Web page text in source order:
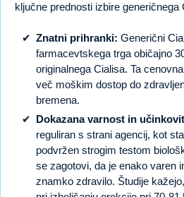
ključne prednosti izbire generičnega
Znatni prihranki: Generični
farmacevtskega trga običajno
originalnega Cialisa. Ta
več moškim dostop do
bremena.
Dokazana varnost in
reguliran s strani agencij, kot
podvržen strogim testom
se zagotovi, da je enako varen
znamko zdravilo. Študije